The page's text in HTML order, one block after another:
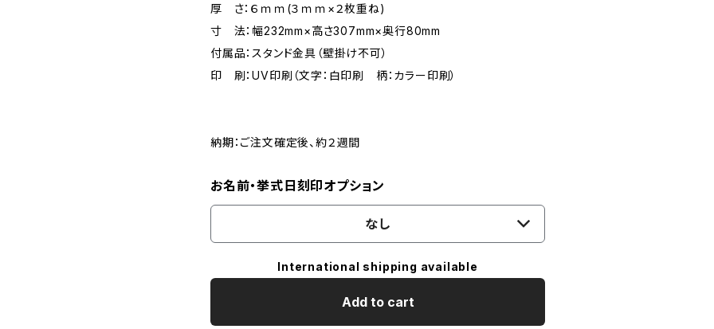
厚 さ：６ｍｍ(３ｍｍ×２枚重ね)
寸 法：幅232mm×高さ307mm×奥行80mm
付属品：スタンド金具（壁掛け不可）
印 刷：UV印刷（文字：白印刷 柄：カラー印刷）
納期：ご注文確定後、約２週間
お名前・挙式日刻印オプション
なし
International shipping available
Add to cart